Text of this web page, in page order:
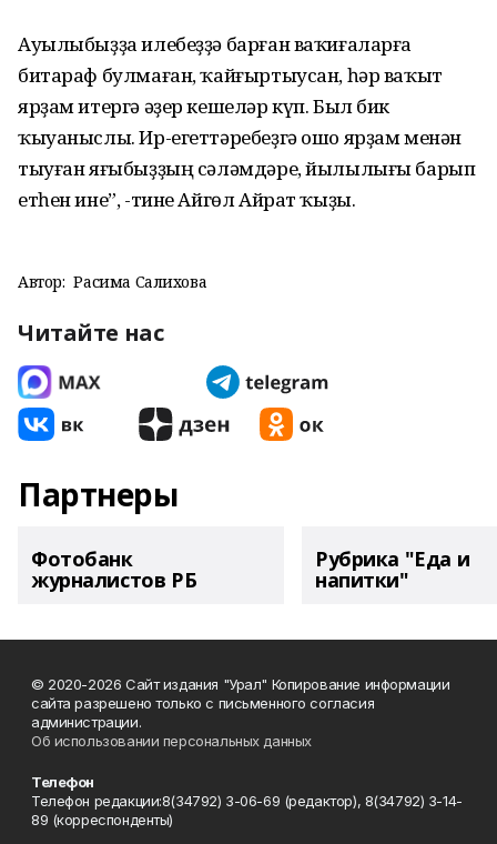
Ауылыбыҙҙа илебеҙҙә барған ваҡиғаларға
битараф булмаған, ҡайғыртыусан, һәр ваҡыт
ярҙам итергә әҙер кешеләр күп. Был бик
ҡыуаныслы. Ир-егеттәребеҙгә ошо ярҙам менән
тыуған яғыбыҙҙың сәләмдәре, йылылығы барып
етһен ине”, -тине Айгөл Айрат ҡыҙы.
Автор: Расима Салихова
Читайте нас
Партнеры
Фотобанк
журналистов РБ
Рубрика "Еда и
напитки"
© 2020-2026 Сайт издания "Урал" Копирование информации
сайта разрешено только с письменного согласия
администрации.
Об использовании персональных данных
Телефон
Телефон редакции:8(34792) 3-06-69 (редактор), 8(34792) 3-14-
89 (корреспонденты)